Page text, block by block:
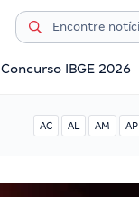
Concurso IBGE 2026
AC AL AM AP